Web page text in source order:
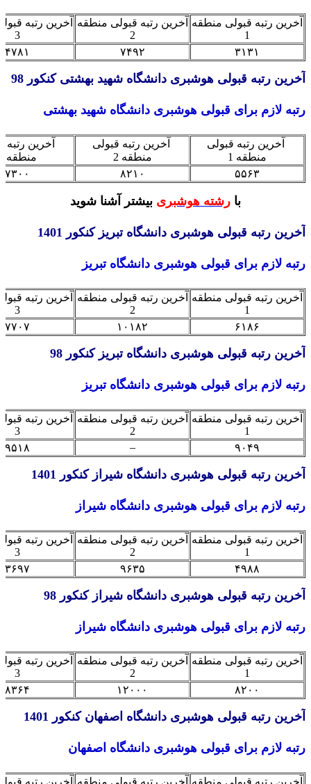
رتبه قبولی منطقه آخرین رتبه قبولی منطقه آخرین رتبه قبولی
۳۱۳۱
۷۴۹۲ ۴۷۸۱
رتبه قبولی هوشبری دانشگاه شهید بهشتی کنکور 98
لازم برای قبولی هوشبری دانشگاه شهید بهشتی
آخرین رتبه قبولی
منطقه 1
آخرین رتبه قبولی
منطقه 2
آخرین رتبه
منطقه 3
۵۵۶۳
۸۲۱۰ ۷۳۰۰
رشته هوشبریبیشتر آشنا شوید
رتبه قبولی هوشبری دانشگاه تبریز کنکور 1401
لازم برای قبولی هوشبری دانشگاه تبریز
رتبه قبولی منطقه آخرین رتبه قبولی منطقه آخرین رتبه قبولی
۶۱۸۶
۱۰۱۸۲ ۷۷۰۷
رتبه قبولی هوشبری دانشگاه تبریز کنکور 98
لازم برای قبولی هوشبری دانشگاه تبریز
رتبه قبولی منطقه آخرین رتبه قبولی منطقه آخرین رتبه قبولی
۹۰۴۹
۹۵۱۸
رتبه قبولی هوشبری دانشگاه شیراز کنکور 1401
لازم برای قبولی هوشبری دانشگاه شیراز
رتبه قبولی منطقه آخرین رتبه قبولی منطقه آخرین رتبه قبولی
۴۹۸۸
۹۶۳۵ ۳۶۹۷
رتبه قبولی هوشبری دانشگاه شیراز کنکور 98
لازم برای قبولی هوشبری دانشگاه شیراز
رتبه قبولی منطقه آخرین رتبه قبولی منطقه آخرین رتبه قبولی
۸۲۰۰
۱۲۰۰۰ ۸۳۶۴
رتبه قبولی هوشبری دانشگاه اصفهان کنکور 1401
لازم برای قبولی هوشبری دانشگاه اصفهان
رتبه قبولی منطقه آخرین رتبه قبولی منطقه آخرین رتبه قبولی